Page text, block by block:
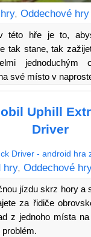
, Oddechové hry
této hře je to,
tak stane, tak
jednoduchým
své místo v
Uphill
Driver
hry, Oddechové
jízdu skrz hory a
za řidiče
z jednoho místa